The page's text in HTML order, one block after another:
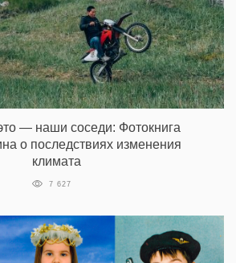
— наши соседи: Фотокнига
о последствиях изменения
климата
7 627